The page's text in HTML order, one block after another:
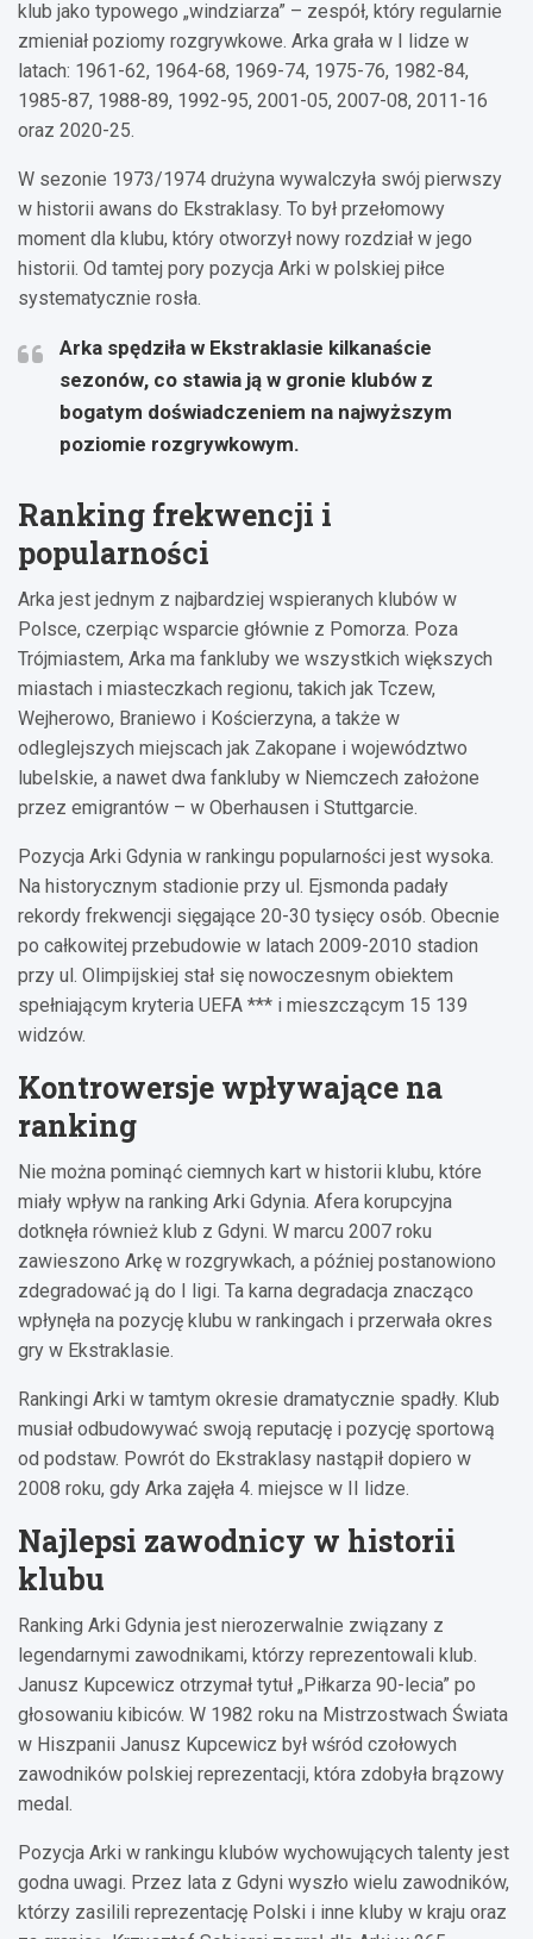
klub jako typowego „windziarza” – zespół, który regularnie
zmieniał poziomy rozgrywkowe. Arka grała w I lidze w
latach: 1961-62, 1964-68, 1969-74, 1975-76, 1982-84,
1985-87, 1988-89, 1992-95, 2001-05, 2007-08, 2011-16
oraz 2020-25.
W sezonie 1973/1974 drużyna wywalczyła swój pierwszy
w historii awans do Ekstraklasy. To był przełomowy
moment dla klubu, który otworzył nowy rozdział w jego
historii. Od tamtej pory pozycja Arki w polskiej piłce
systematycznie rosła.
Arka spędziła w Ekstraklasie kilkanaście
sezonów, co stawia ją w gronie klubów z
bogatym doświadczeniem na najwyższym
poziomie rozgrywkowym.
Ranking frekwencji i
popularności
Arka jest jednym z najbardziej wspieranych klubów w
Polsce, czerpiąc wsparcie głównie z Pomorza. Poza
Trójmiastem, Arka ma fankluby we wszystkich większych
miastach i miasteczkach regionu, takich jak Tczew,
Wejherowo, Braniewo i Kościerzyna, a także w
odleglejszych miejscach jak Zakopane i województwo
lubelskie, a nawet dwa fankluby w Niemczech założone
przez emigrantów – w Oberhausen i Stuttgarcie.
Pozycja Arki Gdynia w rankingu popularności jest wysoka.
Na historycznym stadionie przy ul. Ejsmonda padały
rekordy frekwencji sięgające 20-30 tysięcy osób. Obecnie
po całkowitej przebudowie w latach 2009-2010 stadion
przy ul. Olimpijskiej stał się nowoczesnym obiektem
spełniającym kryteria UEFA *** i mieszczącym 15 139
widzów.
Kontrowersje wpływające na
ranking
Nie można pominąć ciemnych kart w historii klubu, które
miały wpływ na ranking Arki Gdynia. Afera korupcyjna
dotknęła również klub z Gdyni. W marcu 2007 roku
zawieszono Arkę w rozgrywkach, a później postanowiono
zdegradować ją do I ligi. Ta karna degradacja znacząco
wpłynęła na pozycję klubu w rankingach i przerwała okres
gry w Ekstraklasie.
Rankingi Arki w tamtym okresie dramatycznie spadły. Klub
musiał odbudowywać swoją reputację i pozycję sportową
od podstaw. Powrót do Ekstraklasy nastąpił dopiero w
2008 roku, gdy Arka zajęła 4. miejsce w II lidze.
Najlepsi zawodnicy w historii
klubu
Ranking Arki Gdynia jest nierozerwalnie związany z
legendarnymi zawodnikami, którzy reprezentowali klub.
Janusz Kupcewicz otrzymał tytuł „Piłkarza 90-lecia” po
głosowaniu kibiców. W 1982 roku na Mistrzostwach Świata
w Hiszpanii Janusz Kupcewicz był wśród czołowych
zawodników polskiej reprezentacji, która zdobyła brązowy
medal.
Pozycja Arki w rankingu klubów wychowujących talenty jest
godna uwagi. Przez lata z Gdyni wyszło wielu zawodników,
którzy zasilili reprezentację Polski i inne kluby w kraju oraz